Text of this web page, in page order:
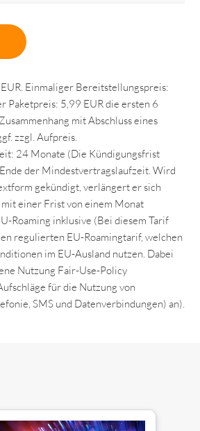
Einmaliger Bereitstellungspreis:
Paketpreis: 5,99 EUR die ersten 6
mit Abschluss eines
zzgl. Aufpreis.
24 Monate (Die Kündigungsfrist
der Mindestvertragslaufzeit. Wird
gekündigt, verlängert er sich
einer Frist von einem Monat
Roaming inklusive (Bei diesem Tarif
regulierten EU-Roamingtarif, welchen
im EU-Ausland nutzen. Dabei
Nutzung Fair-Use-Policy
für die Nutzung von
SMS und Datenverbindungen) an).